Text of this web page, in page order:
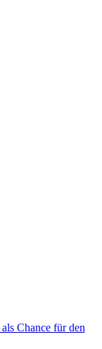
Chance für den